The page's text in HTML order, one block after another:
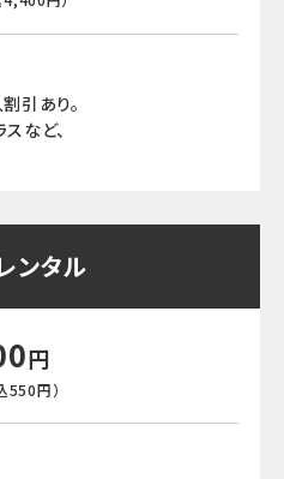
引あり。
など、
ンタル
円
550円）